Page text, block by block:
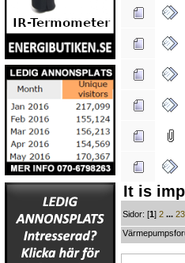
It is
Sidor: [1]2 ...